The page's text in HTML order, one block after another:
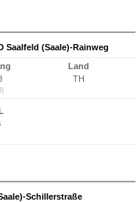
Saalfeld (Saale)-Rainweg
Land
TH
Schillerstraße